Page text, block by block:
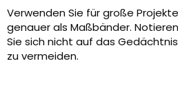
Verwenden Sie für große
genauer als Maßbänder.
Sie sich nicht auf das
zu vermeiden.